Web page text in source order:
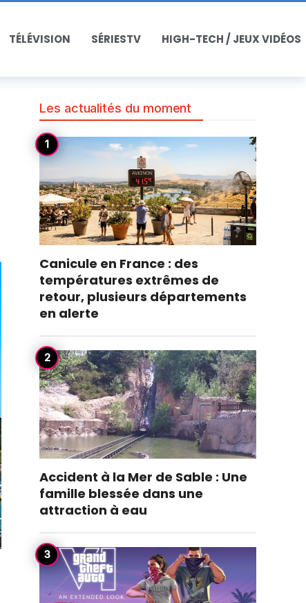
TÉLÉVISION SÉRIESTV HIGH-TECH / JEUX VIDÉOS
Les actualités du moment
Canicule en France : des
températures extrêmes de
retour, plusieurs départements
en alerte
Accident à la Mer de Sable : Une
famille blessée dans une
attraction à eau